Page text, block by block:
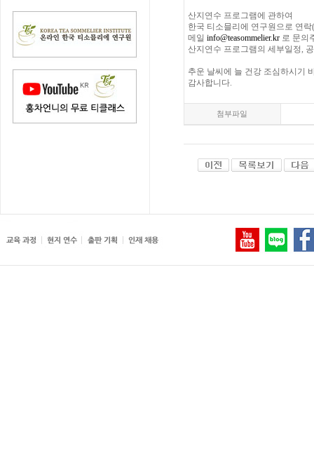
산지연수 프로그램에 관하여
한국 티소믈리에 연구원으로 연락
메일 info@teasommelier.kr 로 문의
산지연수 프로그램의 세부일정,
추운 날씨에 늘 건강 조심하시기
감사합니다.
첨부파일